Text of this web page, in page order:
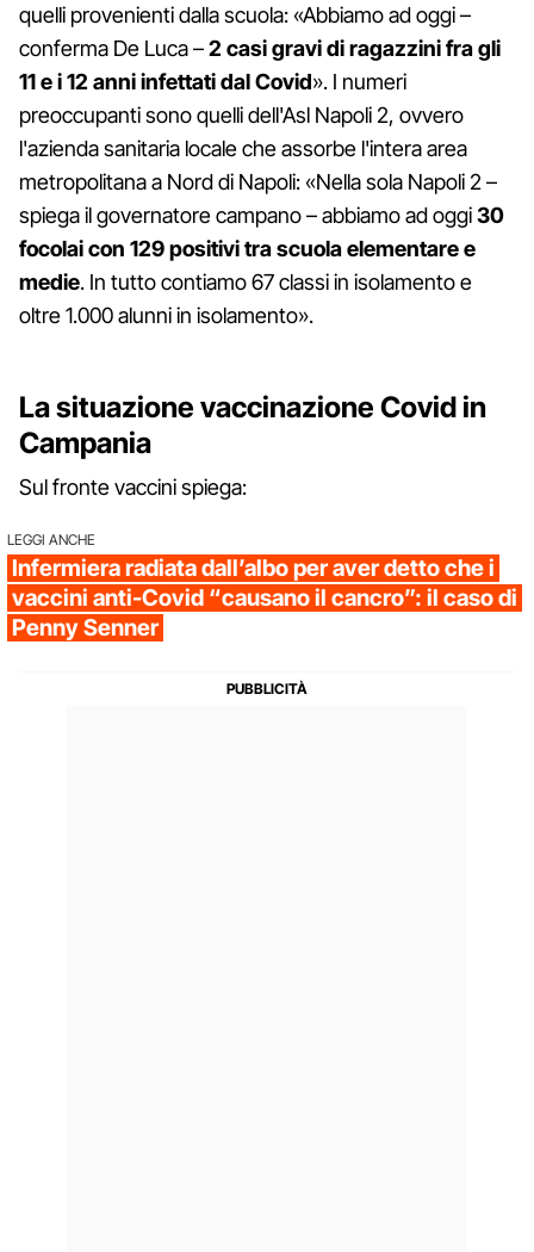
quelli provenienti dalla scuola: «Abbiamo ad oggi –
conferma De Luca –2 casi gravi di ragazzini fra gli
11 e i 12 anni infettati dal Covid». I numeri
preoccupanti sono quelli dell'Asl Napoli 2, ovvero
l'azienda sanitaria locale che assorbe l'intera area
metropolitana a Nord di Napoli: «Nella sola Napoli 2 –
spiega il governatore campano – abbiamo ad oggi30
focolai con 129 positivi tra scuola elementare e
medie. In tutto contiamo 67 classi in isolamento e
oltre 1.000 alunni in isolamento».
La situazione vaccinazione Covid in
Campania
Sul fronte vaccini spiega:
LEGGI ANCHE
Infermiera radiata dall’albo per aver detto che i
vaccini anti-Covid “causano il cancro”: il caso di
Penny Senner